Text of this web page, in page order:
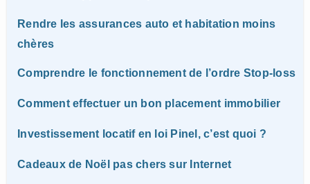
Rendre les assurances auto et habitation moins
chères
Comprendre le fonctionnement de l’ordre Stop-loss
Comment effectuer un bon placement immobilier
Investissement locatif en loi Pinel, c’est quoi ?
Cadeaux de Noël pas chers sur Internet